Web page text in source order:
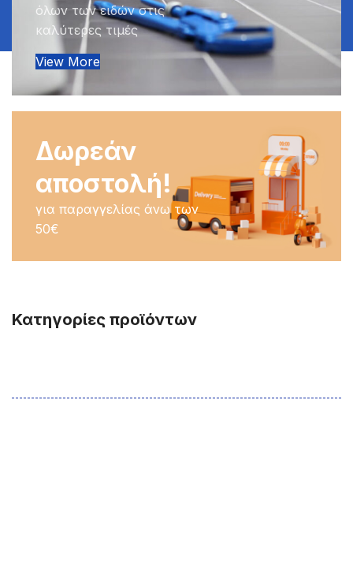
όλων των ειδών στις
καλύτερες τιμές
View More
Δωρεάν
αποστολή!
για παραγγελίας άνω των
50€
Κατηγορίες προϊόντων